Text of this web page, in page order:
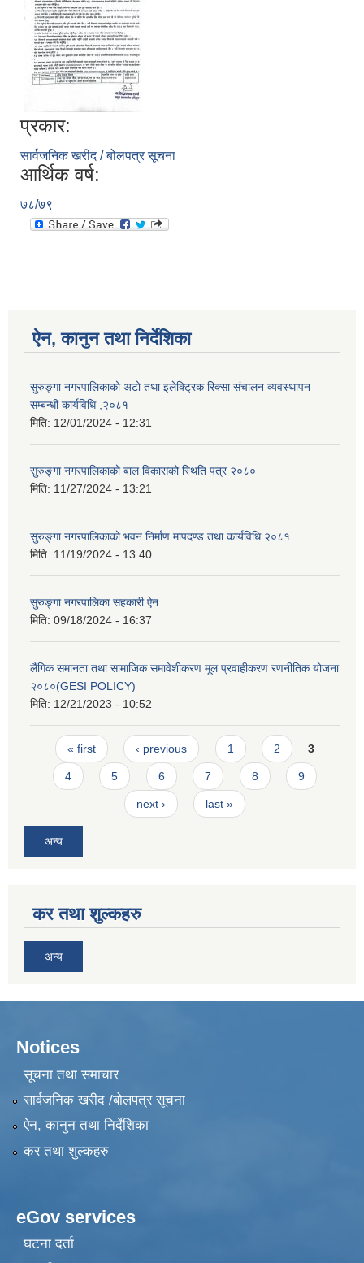
प्रकार:
सार्वजनिक खरीद / बोलपत्र सूचना
आर्थिक वर्ष:
७८/७९
ऐन, कानुन तथा निर्देशिका
सुरुङ्गा नगरपालिकाको अटो तथा इलेक्ट्रिक रिक्सा संचालन व्यवस्थापन
सम्बन्धी कार्यविधि ,२०८१
मिति: 12/01/2024 - 12:31
सुरुङ्गा नगरपालिकाको बाल विकासको स्थिति पत्र २०८०
मिति: 11/27/2024 - 13:21
सुरुङ्गा नगरपालिकाको भवन निर्माण मापदण्ड तथा कार्यविधि २०८१
मिति: 11/19/2024 - 13:40
सुरुङ्गा नगरपालिका सहकारी ऐन
मिति: 09/18/2024 - 16:37
लैंगिक समानता तथा सामाजिक समावेशीकरण मूल प्रवाहीकरण रणनीतिक योजना
२०८०(GESI POLICY)
मिति: 12/21/2023 - 10:52
Pages
« first ‹ previous 1 2 3
4 5 6 7 8 9
next › last »
अन्य
कर तथा शुल्कहरु
अन्य
Notices
सूचना तथा समाचार
सार्वजनिक खरीद /बोलपत्र सूचना
ऐन, कानुन तथा निर्देशिका
कर तथा शुल्कहरु
eGov services
घटना दर्ता